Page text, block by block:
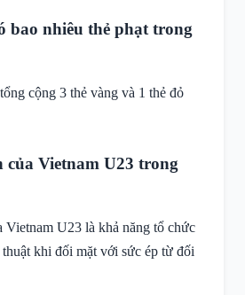
bao nhiêu thẻ phạt trong
cộng 3 thẻ vàng và 1 thẻ đỏ
của Vietnam U23 trong
U23 là khả năng tổ chức
khi đối mặt với sức ép từ đối